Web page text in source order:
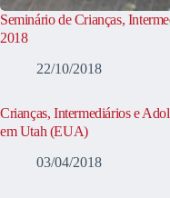
Seminário de Crianças,
2018
22/10/2018
Crianças, Intermediários e
em Utah (EUA)
03/04/2018